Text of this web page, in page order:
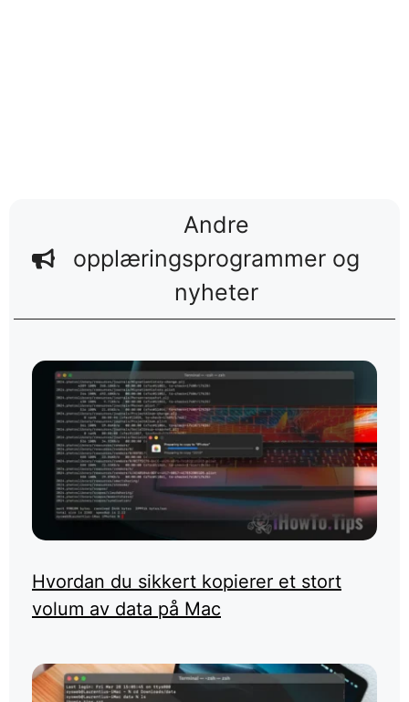
Andre
opplæringsprogrammer og
nyheter
Hvordan du sikkert kopierer et stort
volum av data på Mac